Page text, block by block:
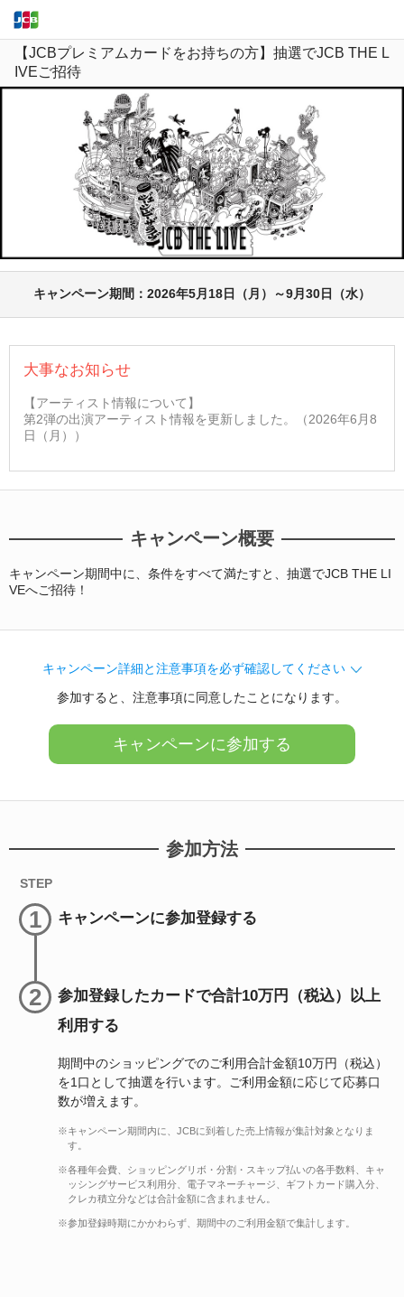
【JCBプレミアムカードをお持ちの方】抽選でJCB THE L
IVEご招待
キャンペーン期間：2026年5月18日（月）～9月30日（水）
大事なお知らせ
【アーティスト情報について】
第2弾の出演アーティスト情報を更新しました。（2026年6月8
日（月））
キャンペーン概要
キャンペーン期間中に、条件をすべて満たすと、抽選でJCB THE LI
VEへご招待！
キャンペーン詳細と注意事項を必ず確認してください
参加すると、注意事項に同意したことになります。
キャンペーンに参加する
参加方法
STEP
1 キャンペーンに参加登録する
2
参加登録したカードで合計10万円（税込）以上
利用する
期間中のショッピングでのご利用合計金額10万円（税込）
を1口として抽選を行います。ご利用金額に応じて応募口
数が増えます。
※キャンペーン期間内に、JCBに到着した売上情報が集計対象となりま
す。
※各種年会費、ショッピングリボ・分割・スキップ払いの各手数料、キャ
ッシングサービス利用分、電子マネーチャージ、ギフトカード購入分、
クレカ積立分などは合計金額に含まれません。
※参加登録時期にかかわらず、期間中のご利用金額で集計します。